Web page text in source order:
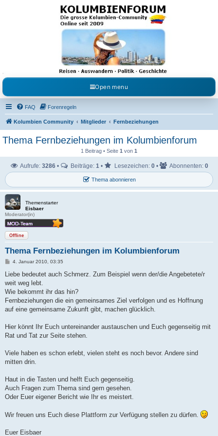
Kolumbienforum - Das
grosse Forum der
Freunde Kolumbiens
Reisen, Auswandern, Kultur, Politik, Geschichte und Visum in Kolumbien und Venezuela.
Austausch, Erfahrungen und Gemeinschaft im Kolumbienforum
Open menu
FAQ Forenregeln
Kolumbien Community Mitglieder Fernbeziehungen
Thema Fernbeziehungen im Kolumbienforum
1 Beitrag • Seite 1 von 1
Thema abonnieren
Aufrufe: 3286• Beiträge: 1 • Lesezeichen: 0• Abonnenten: 0
Themenstarter
Eisbaer
Moderator(in)
Offline
Thema Fernbeziehungen im Kolumbienforum
B
i
r
a
4. Januar 2010, 03:35
Liebe bedeutet auch Schmerz. Zum Beispiel wenn der/die Angebetete/r
weit weg lebt.
Wie bekommt ihr das hin?
Fernbeziehungen die ein gemeinsames Ziel verfolgen und es Hoffnung
auf eine gemeinsame Zukunft gibt, machen glücklich.
Hier könnt Ihr Euch untereinander austauschen und Euch gegenseitig mit
Rat und Tat zur Seite stehen.
Viele haben es schon erlebt, vielen steht es noch bevor. Andere sind
mitten drin.
Haut in die Tasten und helft Euch gegenseitig.
Auch Fragen zum Thema sind gern gesehen.
Oder Euer eigener Bericht wie Ihr es meistert.
Wir freuen uns Euch diese Plattform zur Verfügung stellen zu dürfen.
Euer Eisbaer